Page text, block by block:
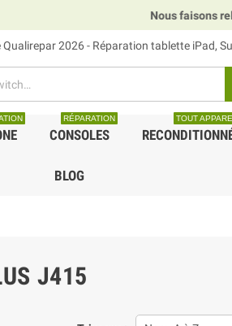
Nous faisons relais DHL, GLS et
2026 - Réparation tablette iPad,
CONSOLES
RÉPARATION TOUT
BLOG
J415